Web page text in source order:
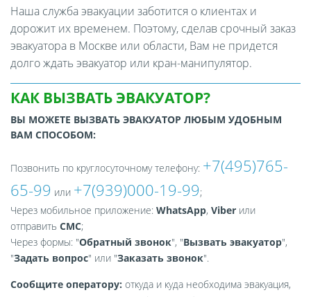
Наша служба эвакуации заботится о клиентах и
дорожит их временем. Поэтому, сделав срочный заказ
эвакуатора в Москве или области, Вам не придется
долго ждать эвакуатор или кран-манипулятор.
КАК ВЫЗВАТЬ ЭВАКУАТОР?
ВЫ МОЖЕТЕ ВЫЗВАТЬ ЭВАКУАТОР ЛЮБЫМ УДОБНЫМ
ВАМ СПОСОБОМ:
Позвонить по круглосуточному телефону: +7(495)765-
65-99 или +7(939)000-19-99;
Через мобильное приложение: WhatsApp, Viber или
отправить СМС;
Через формы: "Обратный звонок", "Вызвать эвакуатор",
"Задать вопрос" или "Заказать звонок".
Сообщите оператору: откуда и куда необходима эвакуация,